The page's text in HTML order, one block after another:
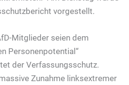
Mitglieder seien dem
Personenpotential“
der Verfassungsschutz.
Zunahme linksextremer